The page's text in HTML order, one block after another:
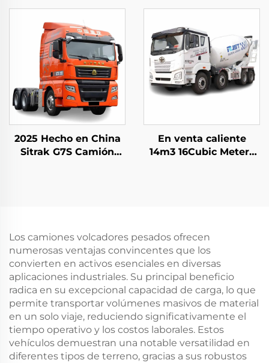
toneladas 400HP
batería
2025 Hecho en China
Sitrak G7S Camión
En venta caliente
14m3 16Cubic Meters
Los camiones volcadores pesados ofrecen
numerosas ventajas convincentes que los
convierten en activos esenciales en diversas
aplicaciones industriales. Su principal beneficio
radica en su excepcional capacidad de carga, lo que
permite transportar volúmenes masivos de material
en un solo viaje, reduciendo significativamente el
tiempo operativo y los costos laborales. Estos
vehículos demuestran una notable versatilidad en
diferentes tipos de terreno, gracias a sus robustos